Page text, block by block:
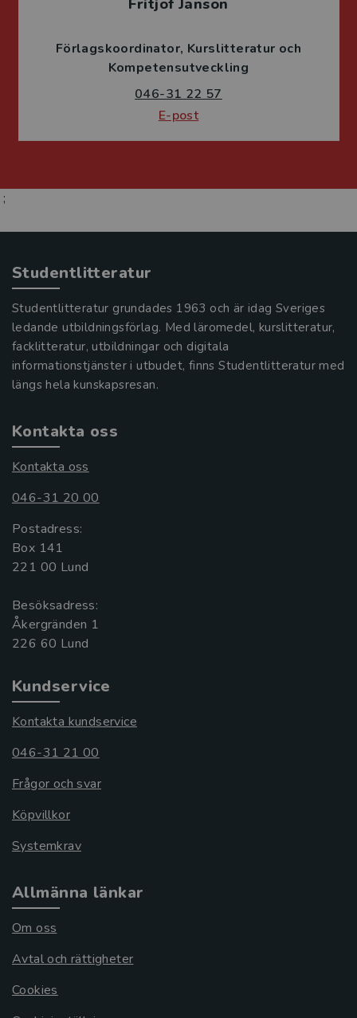
Förlagskoordinator Kurslitteratur och
Kompetensutveckling
046-31 22 57
E-post
;
Studentlitteratur
Studentlitteratur grundades 1963 och är idag Sveriges
ledande utbildningsförlag. Med läromedel, kurslitteratur,
facklitteratur, utbildningar och digitala
informationstjänster i utbudet, finns Studentlitteratur med
längs hela kunskapsresan.
Kontakta oss
Kontakta oss
046-31 20 00
Postadress:
Box 141
221 00 Lund
Besöksadress:
Åkergränden 1
Kundservice
Kontakta kundservice
046-31 21 00
Frågor och svar
Köpvillkor
Systemkrav
Allmänna länkar
Om oss
Avtal och rättigheter
Cookies